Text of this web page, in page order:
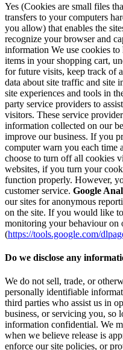
Yes (Cookies are small files
transfers to your computers
you allow) that enables the
recognize your browser and
information We use cookies to
items in your shopping cart,
for future visits, keep track of
data about site traffic and site
site experiences and tools in
party service providers to
visitors. These service
information collected on our
improve our business. If you
computer warn you each time
choose to turn off all cookies
websites, if you turn your
function properly. However,
customer service. Google
our sites for anonymous
on the site. If you would like
monitoring your behaviour on
(https://tools.google.com/
Do we disclose any
We do not sell, trade, or
personally identifiable
third parties who assist us in
business, or servicing you, so
information confidential. We
when we believe release is
enforce our site policies, or